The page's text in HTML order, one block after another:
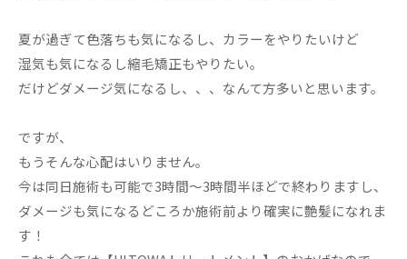
夏が過ぎて色落ちも気になるし、カラーをやりたいけど
湿気も気になるし縮毛矯正もやりたい。
だけどダメージ気になるし、、、なんて方多いと思います。
ですが、
もうそんな心配はいりません。
今は同日施術も可能で3時間～3時間半ほどで終わりますし、
ダメージも気になるどころか施術前より確実に艶髪になれま
す！